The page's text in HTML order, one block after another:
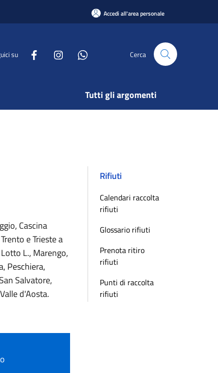
Accedi all'area personale
su Cerca
Tutti gli argomenti
Cascina
e Trieste a
L., Marengo,
Peschiera,
Salvatore,
d'Aosta.
Rifiuti
Calendari raccolta
rifiuti
Glossario rifiuti
Prenota ritiro
rifiuti
Punti di raccolta
rifiuti